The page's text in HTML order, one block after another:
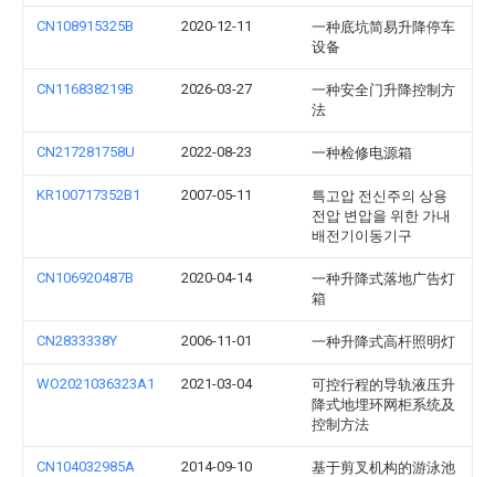
CN108915325B 2020-12-11
一种底坑简易升降停车
设备
CN116838219B 2026-03-27
一种安全门升降控制方
法
CN217281758U 2022-08-23 一种检修电源箱
KR100717352B1 2007-05-11
특고압 전신주의 상용
전압 변압을 위한 가내
배전기이동기구
CN106920487B 2020-04-14
一种升降式落地广告灯
箱
CN2833338Y 2006-11-01 一种升降式高杆照明灯
WO2021036323A1 2021-03-04
可控行程的导轨液压升
降式地埋环网柜系统及
控制方法
CN104032985A 2014-09-10
基于剪叉机构的游泳池